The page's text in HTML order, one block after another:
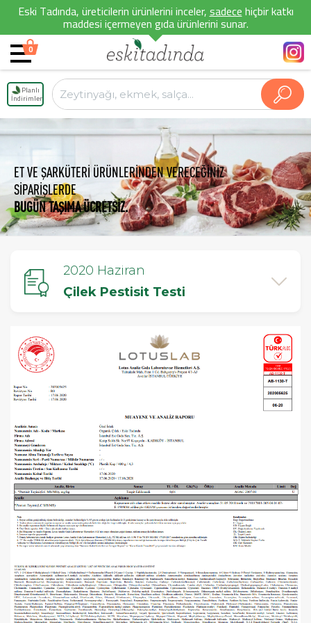
Eski Tadında, üreticilerin ürünlerini inceler,sadecehiçbir katkı
maddesi içermeyen gıda ürünlerini sunar.
0
Planlı
İndirimler
ET VE ŞARKÜTERİ ÜRÜNLERİNDEN VERECEĞİNİZ
SİPARİŞLERDE
BUGÜN TAŞIMA ÜCRETSİZ.
2020 Haziran
Çilek Pestisit Testi